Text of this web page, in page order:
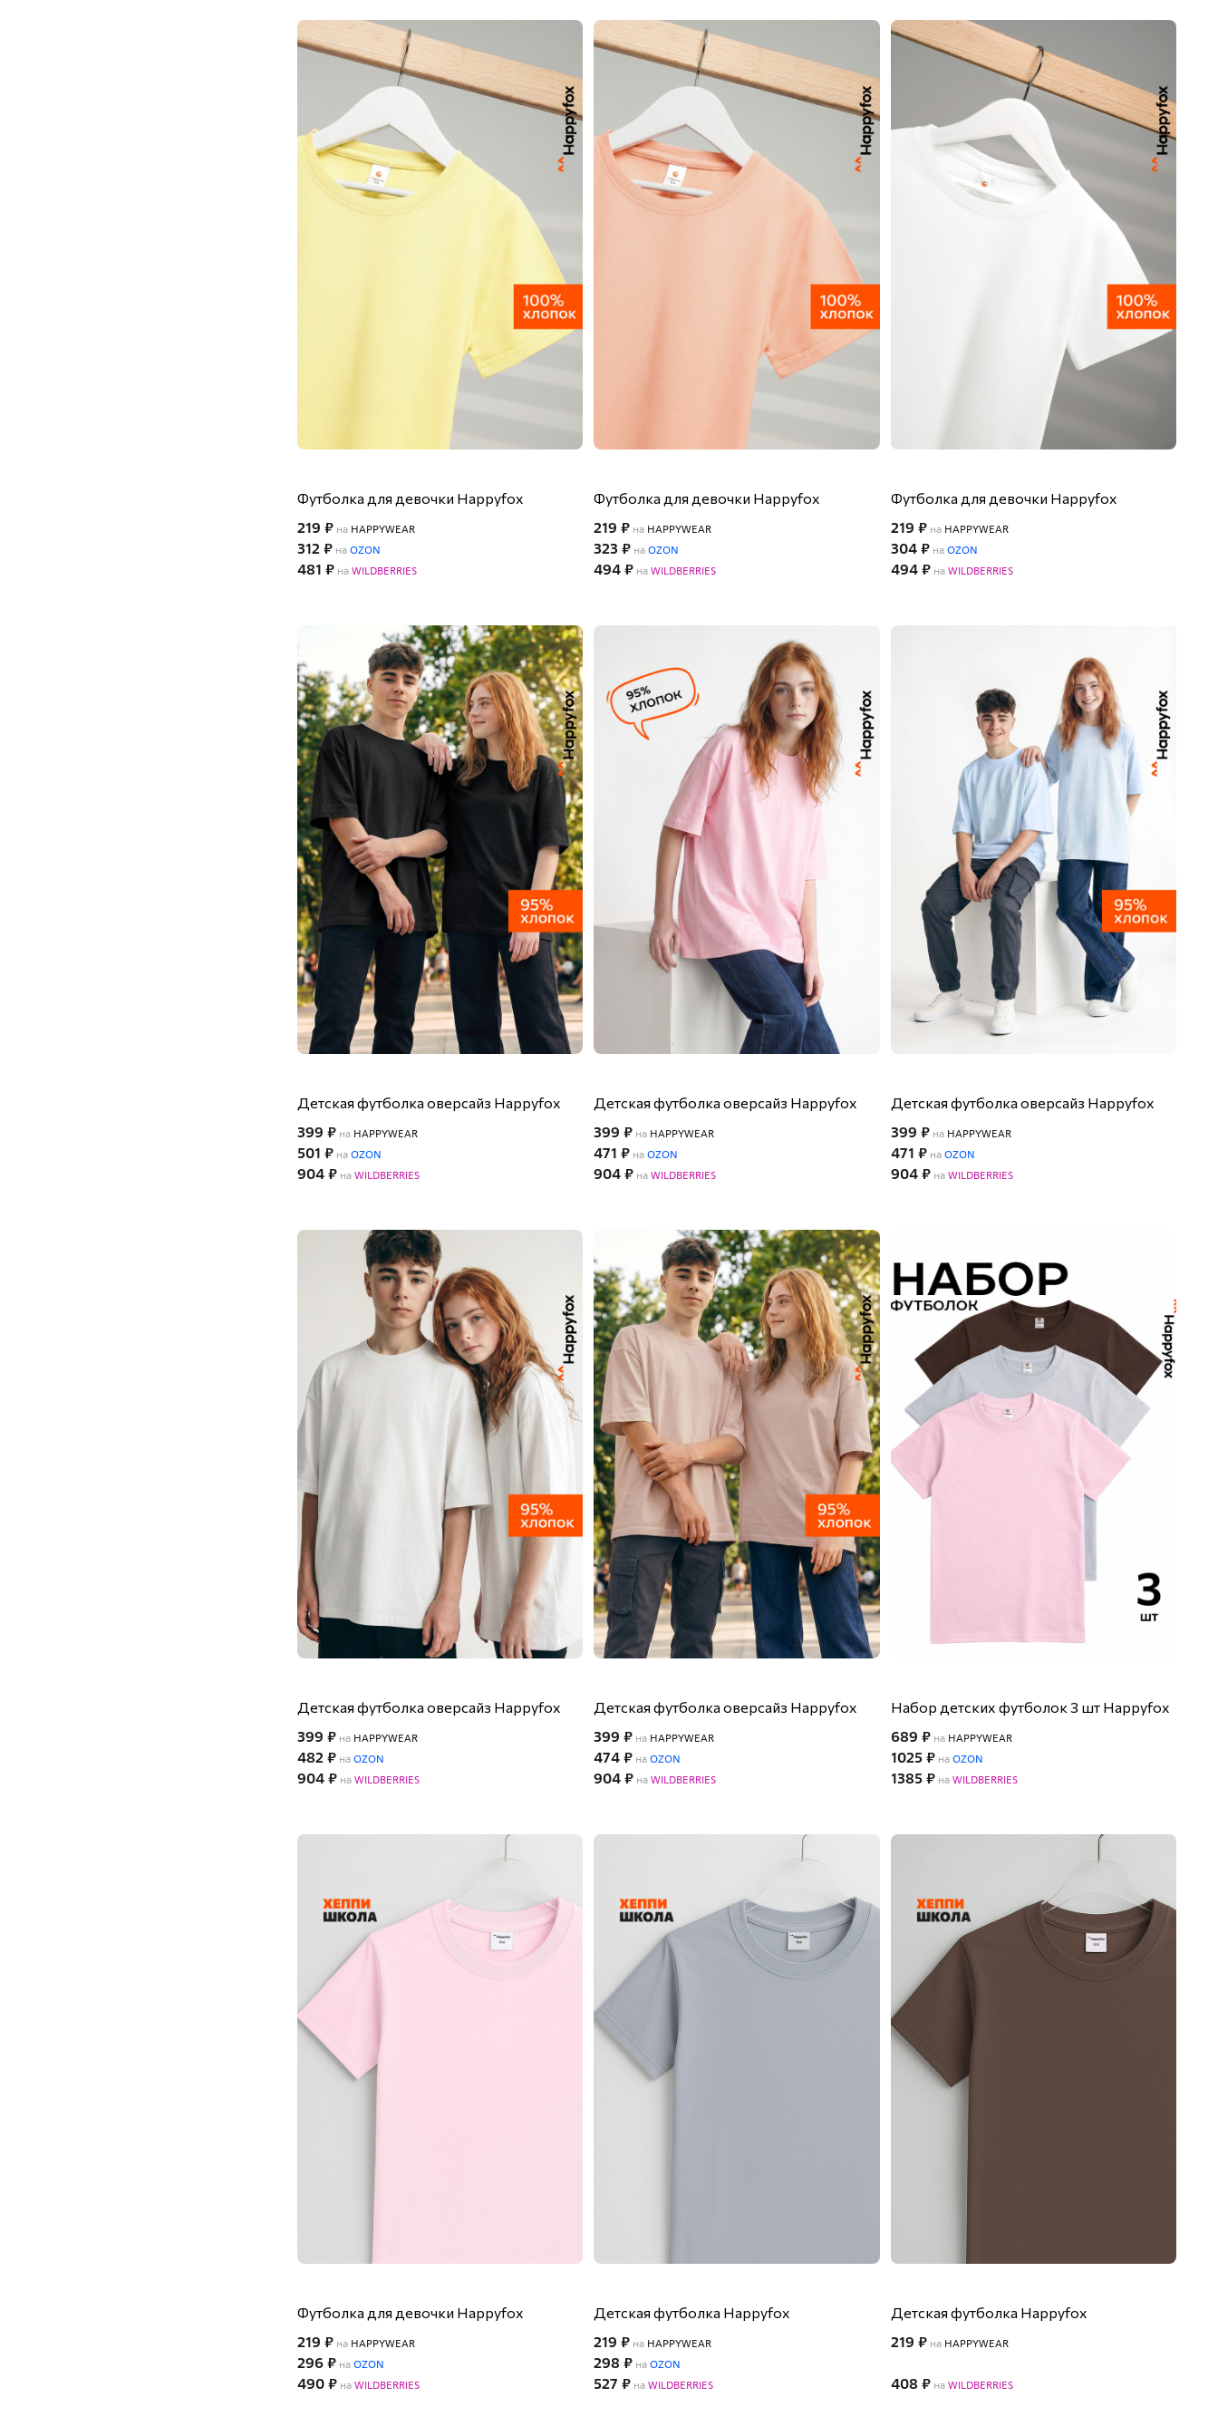
Футболка для девочки Happyfox
219 ₽ на HAPPYWEAR
312 ₽ наOZON
481 ₽ наWILDBERRIES
Футболка для девочки Happyfox
219 ₽ на HAPPYWEAR
323 ₽ наOZON
494 ₽ наWILDBERRIES
Футболка для девочки Happyfox
219 ₽на HAPPYWEAR
304 ₽наOZON
494 ₽наWILDBERRIES
Детская футболка оверсайз Happyfox
399 ₽ на HAPPYWEAR
501 ₽ наOZON
904 ₽ наWILDBERRIES
Детская футболка оверсайз Happyfox
399 ₽ на HAPPYWEAR
471 ₽ наOZON
904 ₽ наWILDBERRIES
Детская футболка оверсайз Happyfox
399 ₽на HAPPYWEAR
471 ₽наOZON
904 ₽наWILDBERRIES
Детская футболка оверсайз Happyfox
399 ₽ на HAPPYWEAR
482 ₽ наOZON
904 ₽ наWILDBERRIES
Детская футболка оверсайз Happyfox
399 ₽ на HAPPYWEAR
474 ₽ наOZON
904 ₽ наWILDBERRIES
Набор детских футболок 3 шт Happyfox
689 ₽на HAPPYWEAR
1025 ₽наOZON
1385 ₽наWILDBERRIES
Футболка для девочки Happyfox
219 ₽ на HAPPYWEAR
296 ₽ наOZON
490 ₽ наWILDBERRIES
Детская футболка Happyfox
219 ₽ на HAPPYWEAR
298 ₽ наOZON
527 ₽ наWILDBERRIES
Детская футболка Happyfox
219 ₽на HAPPYWEAR
408 ₽наWILDBERRIES